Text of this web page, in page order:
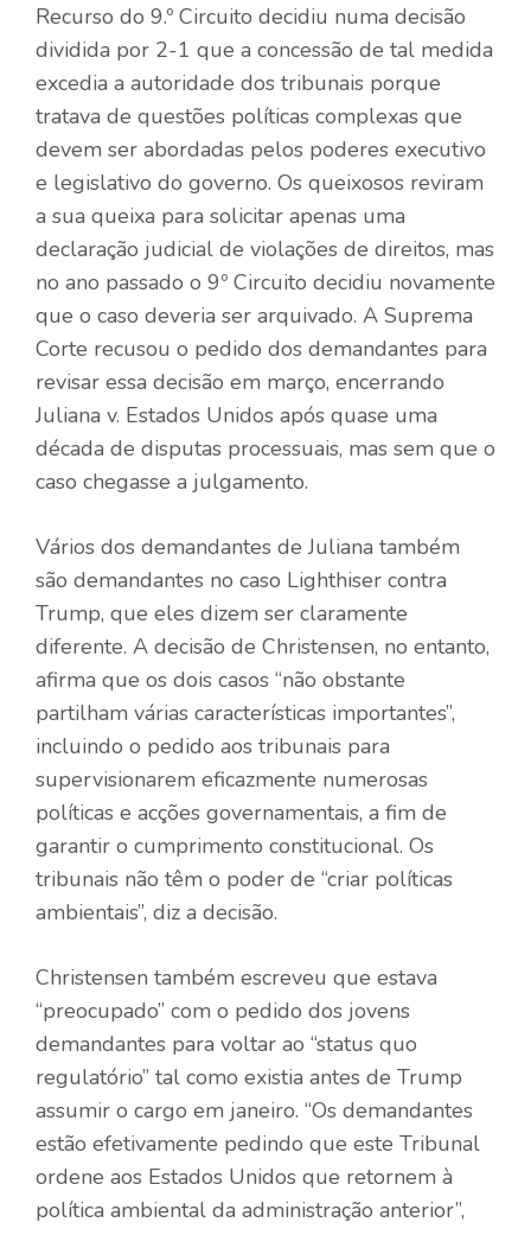
Recurso do 9.º Circuito decidiu numa decisão
dividida por 2-1 que a concessão de tal medida
excedia a autoridade dos tribunais porque
tratava de questões políticas complexas que
devem ser abordadas pelos poderes executivo
e legislativo do governo. Os queixosos reviram
a sua queixa para solicitar apenas uma
declaração judicial de violações de direitos, mas
no ano passado o 9º Circuito decidiu novamente
que o caso deveria ser arquivado. A Suprema
Corte recusou o pedido dos demandantes para
revisar essa decisão em março, encerrando
Juliana v. Estados Unidos após quase uma
década de disputas processuais, mas sem que o
caso chegasse a julgamento.
Vários dos demandantes de Juliana também
são demandantes no caso Lighthiser contra
Trump, que eles dizem ser claramente
diferente. A decisão de Christensen, no entanto,
afirma que os dois casos “não obstante
partilham várias características importantes”,
incluindo o pedido aos tribunais para
supervisionarem eficazmente numerosas
políticas e acções governamentais, a fim de
garantir o cumprimento constitucional. Os
tribunais não têm o poder de “criar políticas
ambientais”, diz a decisão.
Christensen também escreveu que estava
“preocupado” com o pedido dos jovens
demandantes para voltar ao “status quo
regulatório” tal como existia antes de Trump
assumir o cargo em janeiro. “Os demandantes
estão efetivamente pedindo que este Tribunal
ordene aos Estados Unidos que retornem à
política ambiental da administração anterior”,